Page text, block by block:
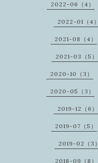
2022-06（4）
2022-01（4）
2021-08（4）
2021-03（5）
2020-10（3）
2020-05（3）
2019-12（6）
2019-07（5）
2019-02（3）
2018-09（8）